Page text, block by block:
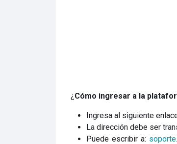
¿ Cómo ingresar a la
Ingresa al siguiente
La dirección debe ser
Puede escribir a: